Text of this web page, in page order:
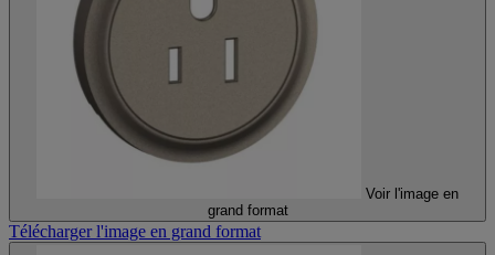
Voir l'image en
grand format
Télécharger l'image en grand format